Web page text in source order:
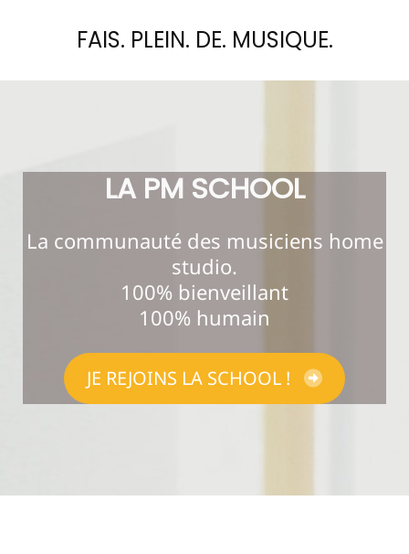
FAIS. PLEIN. DE. MUSIQUE.
LA PM SCHOOL
La communauté des musiciens home
studio.
100% bienveillant
100% humain
JE REJOINS LA SCHOOL !